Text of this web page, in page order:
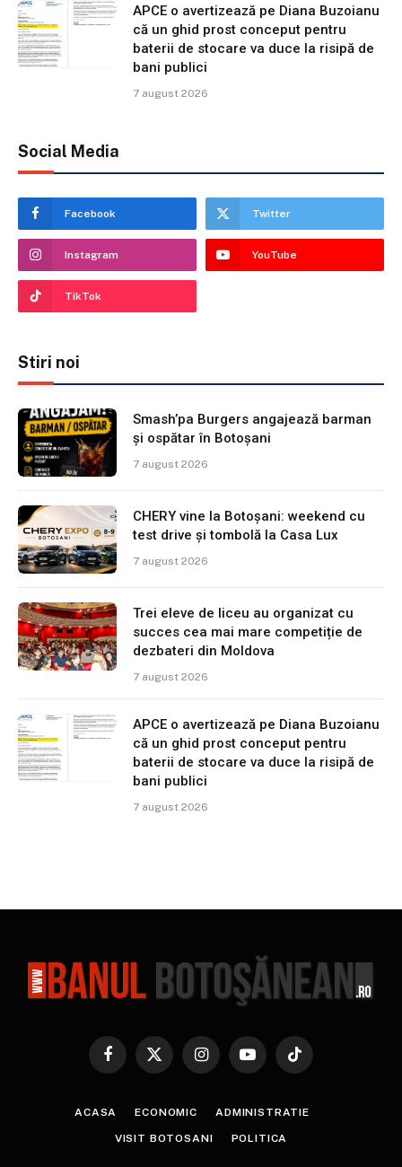
APCE o avertizează pe Diana Buzoianu
că un ghid prost conceput pentru
baterii de stocare va duce la risipă de
bani publici
7 august 2026
Social Media
Facebook Twitter
Instagram YouTube
TikTok
Stiri noi
Smash’pa Burgers angajează barman
și ospătar în Botoșani
7 august 2026
CHERY vine la Botoșani: weekend cu
test drive și tombolă la Casa Lux
7 august 2026
Trei eleve de liceu au organizat cu
succes cea mai mare competiție de
dezbateri din Moldova
7 august 2026
APCE o avertizează pe Diana Buzoianu
că un ghid prost conceput pentru
baterii de stocare va duce la risipă de
bani publici
7 august 2026
Facebook
X
InstagramYouTubeTikTok
ACASA ECONOMIC ADMINISTRATIE
VISIT BOTOSANI POLITICA